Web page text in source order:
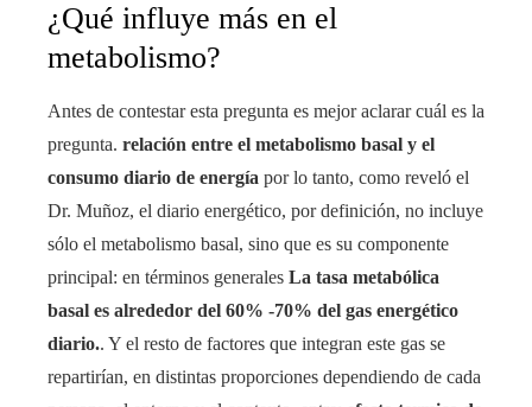
¿Qué influye más en el
metabolismo?
Antes de contestar esta pregunta es mejor aclarar cuál es la
pregunta. relación entre el metabolismo basal y el
consumo diario de energía por lo tanto, como reveló el
Dr. Muñoz, el diario energético, por definición, no incluye
sólo el metabolismo basal, sino que es su componente
principal: en términos generales La tasa metabólica
basal es alrededor del 60% -70% del gas energético
diario.. Y el resto de factores que integran este gas se
repartirían, en distintas proporciones dependiendo de cada